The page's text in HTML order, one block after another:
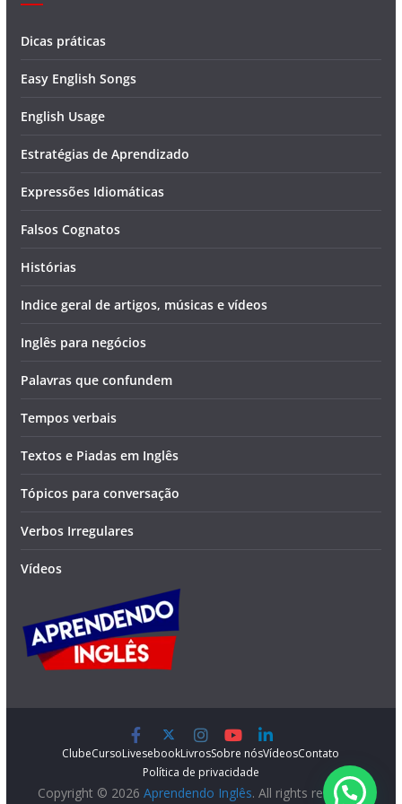
Dicas práticas
Easy English Songs
English Usage
Estratégias de Aprendizado
Expressões Idiomáticas
Falsos Cognatos
Histórias
Indice geral de artigos, músicas e vídeos
Inglês para negócios
Palavras que confundem
Tempos verbais
Textos e Piadas em Inglês
Tópicos para conversação
Verbos Irregulares
Vídeos
ClubeCursoLivesebookLivrosSobre nósVídeosContato
Política de privacidade
Copyright © 2026 Aprendendo Inglês. All rights reserved.